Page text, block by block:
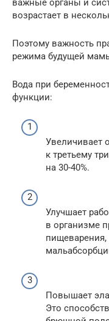
важные органы и
возрастает в
Поэтому важность
режима будущей
Вода при
функции:
Увеличивает
к третьему
на 30-40%.
Улучшает
в организме
пищеварения,
Повышает
Это